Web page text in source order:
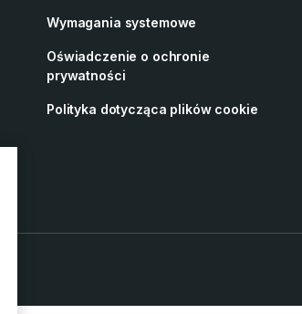
Wymagania systemowe
Oświadczenie o ochronie
prywatności
Polityka dotycząca plików cookie